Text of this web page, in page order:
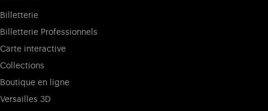
Billetterie
Billetterie Professionnels
Carte interactive
Collections
Boutique en ligne
Versailles 3D